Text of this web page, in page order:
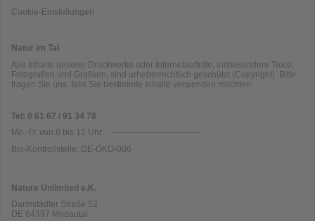
Cookie-Einstellungen
Natur im Tal
Alle Inhalte unserer Druckwerke oder Internetauftritte, insbesondere Texte,
Fotografien und Grafiken, sind urheberrechtlich geschützt (Copyright). Bitte
fragen Sie uns, falls Sie bestimmte Inhalte verwenden möchten.
Tel: 0 61 67 / 91 34 78
Mo.-Fr. von 8 bis 12 Uhr
--------------------------------
Bio-Kontrollstelle: DE-ÖKO-006
Nature Unlimited e.K.
Darmstädter Straße 52
DE 64397 Modautal